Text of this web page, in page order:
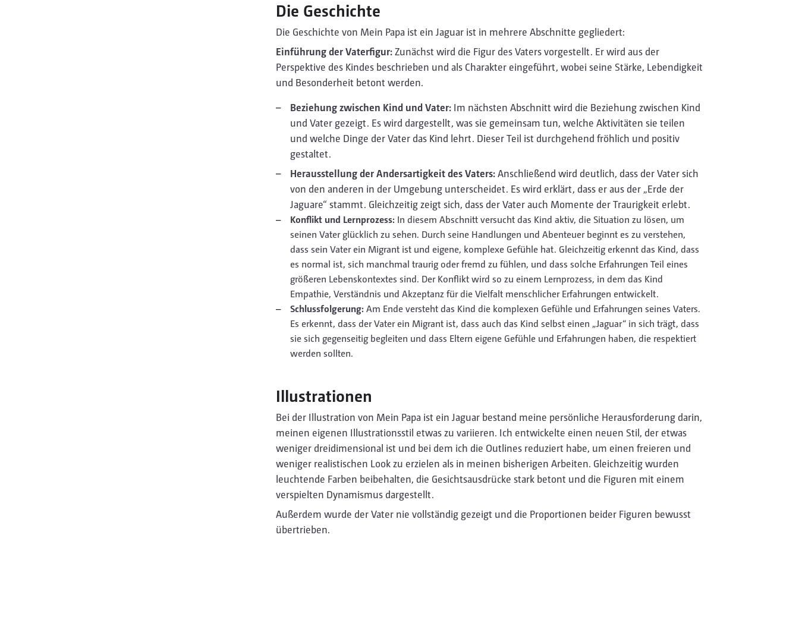
Die Geschichte
Die Geschichte von Mein Papa ist ein Jaguar ist in mehrere Abschnitte gegliedert:
Einführung der Vaterfigur: Zunächst wird die Figur des Vaters vorgestellt. Er wird aus der
Perspektive des Kindes beschrieben und als Charakter eingeführt, wobei seine Stärke, Lebendigkeit
und Besonderheit betont werden.
Beziehung zwischen Kind und Vater: Im nächsten Abschnitt wird die Beziehung zwischen Kind
und Vater gezeigt. Es wird dargestellt, was sie gemeinsam tun, welche Aktivitäten sie teilen
und welche Dinge der Vater das Kind lehrt. Dieser Teil ist durchgehend fröhlich und positiv
gestaltet.
Herausstellung der Andersartigkeit des Vaters: Anschließend wird deutlich, dass der Vater sich
von den anderen in der Umgebung unterscheidet. Es wird erklärt, dass er aus der „Erde der
Jaguare“ stammt. Gleichzeitig zeigt sich, dass der Vater auch Momente der Traurigkeit erlebt.
Konflikt und Lernprozess: In diesem Abschnitt versucht das Kind aktiv, die Situation zu lösen, um
seinen Vater glücklich zu sehen. Durch seine Handlungen und Abenteuer beginnt es zu verstehen,
dass sein Vater ein Migrant ist und eigene, komplexe Gefühle hat. Gleichzeitig erkennt das Kind, dass
es normal ist, sich manchmal traurig oder fremd zu fühlen, und dass solche Erfahrungen Teil eines
größeren Lebenskontextes sind. Der Konflikt wird so zu einem Lernprozess, in dem das Kind
Empathie, Verständnis und Akzeptanz für die Vielfalt menschlicher Erfahrungen entwickelt.
Schlussfolgerung: Am Ende versteht das Kind die komplexen Gefühle und Erfahrungen seines Vaters.
Es erkennt, dass der Vater ein Migrant ist, dass auch das Kind selbst einen „Jaguar“ in sich trägt, dass
sie sich gegenseitig begleiten und dass Eltern eigene Gefühle und Erfahrungen haben, die respektiert
werden sollten.
Illustrationen
Bei der Illustration von Mein Papa ist ein Jaguar bestand meine persönliche Herausforderung darin,
meinen eigenen Illustrationsstil etwas zu variieren. Ich entwickelte einen neuen Stil, der etwas
weniger dreidimensional ist und bei dem ich die Outlines reduziert habe, um einen freieren und
weniger realistischen Look zu erzielen als in meinen bisherigen Arbeiten. Gleichzeitig wurden
leuchtende Farben beibehalten, die Gesichtsausdrücke stark betont und die Figuren mit einem
verspielten Dynamismus dargestellt.
Außerdem wurde der Vater nie vollständig gezeigt und die Proportionen beider Figuren bewusst
übertrieben.